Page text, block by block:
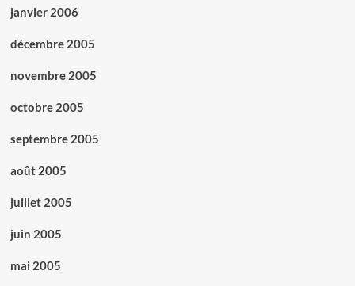
janvier 2006
décembre 2005
novembre 2005
octobre 2005
septembre 2005
août 2005
juillet 2005
juin 2005
mai 2005